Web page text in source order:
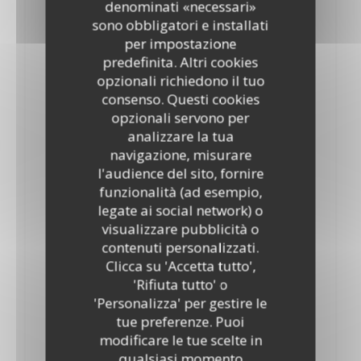
denominati «necessari»
sono obbligatori e installati
per impostazione
predefinita. Altri cookies
opzionali richiedono il tuo
consenso. Questi cookies
opzionali servono per
analizzare la tua
navigazione, misurare
l'audience del sito, fornire
funzionalità (ad esempio,
legate ai social network) o
visualizzare pubblicità o
contenuti personalizzati.
Clicca su 'Accetta tutto',
'Rifiuta tutto' o
'Personalizza' per gestire le
tue preferenze. Puoi
modificare le tue scelte in
10,10 EUR
Au vrai chocolat chaud et crème chantilly « maison »
Assortiment de Sorbets de saison
9,90 EUR
Les Profiteroles au vrai chocolat chaud
10,10 EUR
Glace vanille, et crème chantilly « maison »
Colonel Sorbet Citron & Vodka
10,40 EUR
L’Assiette de trois fromages
9,10 EUR
Café Gourmand
10,40 EUR